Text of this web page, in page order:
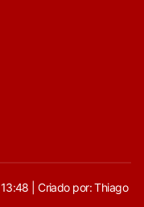
| Criado por: Thiago